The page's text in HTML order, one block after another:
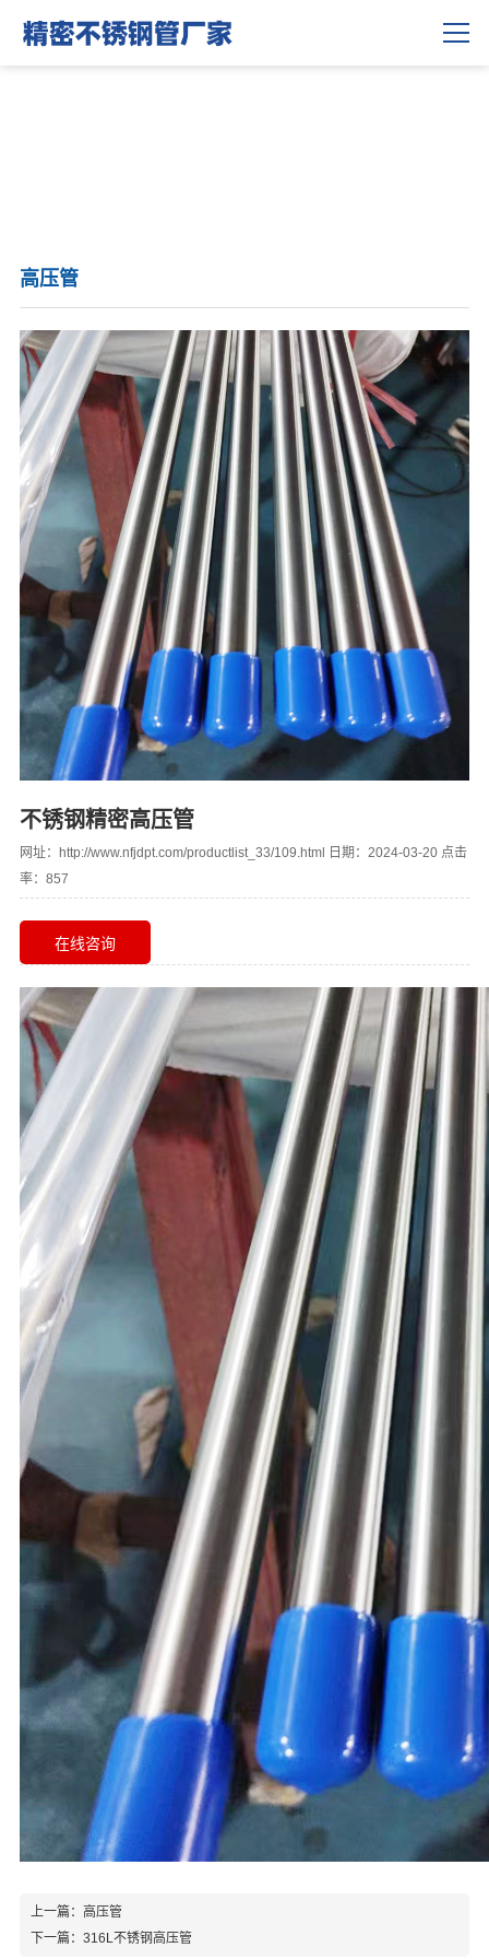
联系我们
高压管
不锈钢精密高压管
网址：http://www.nfjdpt.com/productlist_33/109.html 日期：2024-03-20 点击
率：857
在线咨询
上一篇： 高压管
下一篇： 316L不锈钢高压管